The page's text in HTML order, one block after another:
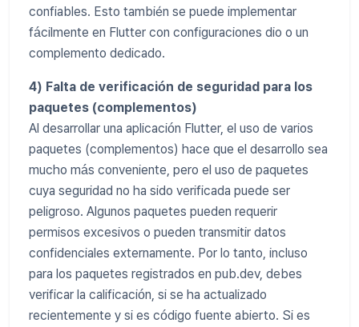
confiables. Esto también se puede implementar
fácilmente en Flutter con configuraciones dio o un
complemento dedicado.
4) Falta de verificación de seguridad para los
paquetes (complementos)
Al desarrollar una aplicación Flutter, el uso de varios
paquetes (complementos) hace que el desarrollo sea
mucho más conveniente, pero el uso de paquetes
cuya seguridad no ha sido verificada puede ser
peligroso. Algunos paquetes pueden requerir
permisos excesivos o pueden transmitir datos
confidenciales externamente. Por lo tanto, incluso
para los paquetes registrados en pub.dev, debes
verificar la calificación, si se ha actualizado
recientemente y si es código fuente abierto. Si es